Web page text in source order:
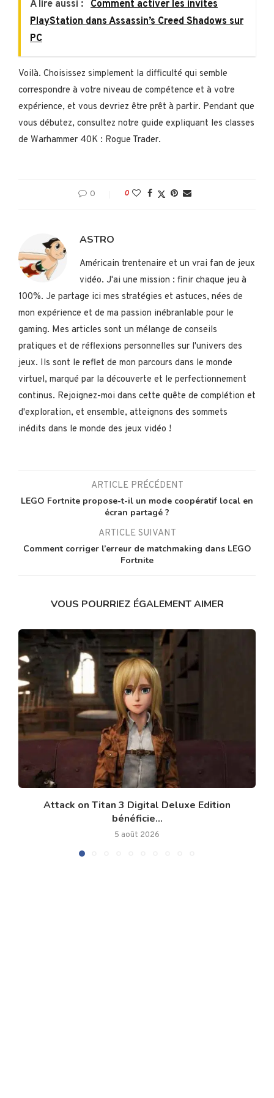
A lire aussi :
Comment activer les invites
PlayStation dans Assassin’s Creed Shadows sur
PC
Voilà. Choisissez simplement la difficulté qui semble
correspondre à votre niveau de compétence et à votre
expérience, et vous devriez être prêt à partir. Pendant que
vous débutez, consultez notre guide expliquant les classes
de Warhammer 40K : Rogue Trader.
0 0
ASTRO
Américain trentenaire et un vrai fan de jeux
vidéo. J'ai une mission : finir chaque jeu à
100%. Je partage ici mes stratégies et astuces, nées de
mon expérience et de ma passion inébranlable pour le
gaming. Mes articles sont un mélange de conseils
pratiques et de réflexions personnelles sur l'univers des
jeux. Ils sont le reflet de mon parcours dans le monde
virtuel, marqué par la découverte et le perfectionnement
continus. Rejoignez-moi dans cette quête de complétion et
d'exploration, et ensemble, atteignons des sommets
inédits dans le monde des jeux vidéo !
ARTICLE PRÉCÉDENT
LEGO Fortnite propose-t-il un mode coopératif local en
écran partagé ?
ARTICLE SUIVANT
Comment corriger l’erreur de matchmaking dans LEGO
Fortnite
VOUS POURRIEZ ÉGALEMENT AIMER
Attack on Titan 3 Digital Deluxe Edition
bénéficie...
5 août 2026